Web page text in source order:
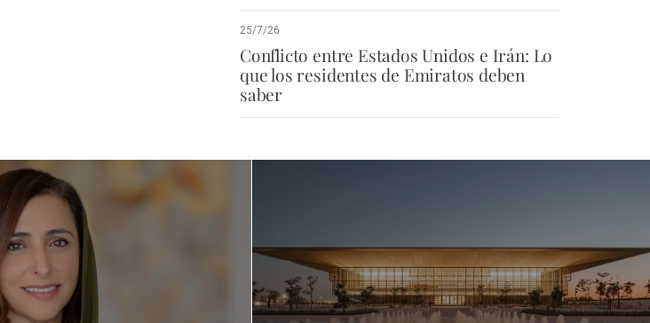
25/7/26
Conflicto entre Estados Unidos e Irán: Lo
que los residentes de Emiratos deben
saber